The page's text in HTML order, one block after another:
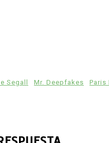
Segall Mr. Deepfakes
Paris